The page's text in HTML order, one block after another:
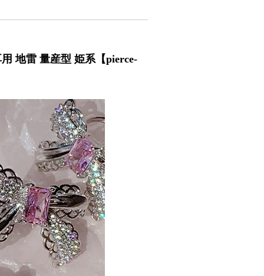
地雷 量産型 姫系【pierce-